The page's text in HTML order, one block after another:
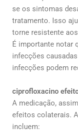
se os sintomas
tratamento. Isso
torne resistente
É importante notar
infecções
infecções podem
ciprofloxacino
A medicação,
efeitos colaterais.
incluem: